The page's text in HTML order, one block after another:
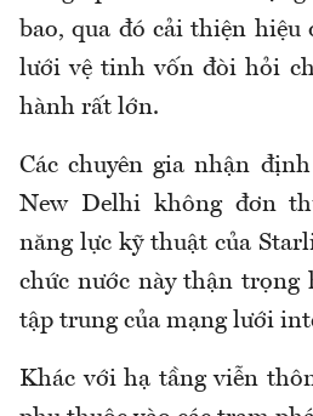
bao, qua đó cải thiện hiệu
lưới vệ tinh vốn đòi hỏi
hành rất lớn.
Các chuyên gia nhận
New Delhi không đơn
năng lực kỹ thuật của
chức nước này thận trọng
tập trung của mạng lưới
Khác với hạ tầng viễn